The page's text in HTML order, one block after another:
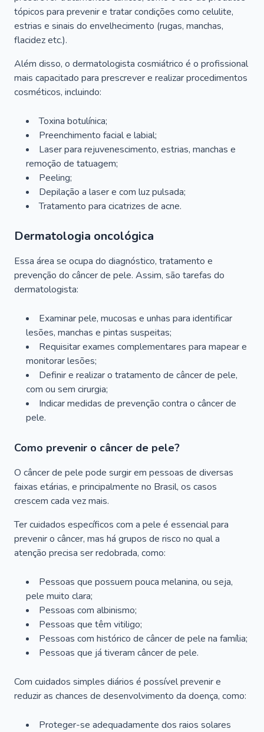
tópicos para prevenir e tratar condições como celulite,
estrias e sinais do envelhecimento (rugas, manchas,
flacidez etc.).
Além disso, o dermatologista cosmiátrico é o profissional
mais capacitado para prescrever e realizar procedimentos
cosméticos, incluindo:
Toxina botulínica;
Preenchimento facial e labial;
Laser para rejuvenescimento, estrias, manchas e
remoção de tatuagem;
Peeling;
Depilação a laser e com luz pulsada;
Tratamento para cicatrizes de acne.
Dermatologia oncológica
Essa área se ocupa do diagnóstico, tratamento e
prevenção do câncer de pele. Assim, são tarefas do
dermatologista:
Examinar pele, mucosas e unhas para identificar
lesões, manchas e pintas suspeitas;
Requisitar exames complementares para mapear e
monitorar lesões;
Definir e realizar o tratamento de câncer de pele,
com ou sem cirurgia;
Indicar medidas de prevenção contra o câncer de
pele.
Como prevenir o câncer de pele?
O câncer de pele pode surgir em pessoas de diversas
faixas etárias, e principalmente no Brasil, os casos
crescem cada vez mais.
Ter cuidados específicos com a pele é essencial para
prevenir o câncer, mas há grupos de risco no qual a
atenção precisa ser redobrada, como:
Pessoas que possuem pouca melanina, ou seja,
pele muito clara;
Pessoas com albinismo;
Pessoas que têm vitiligo;
Pessoas com histórico de câncer de pele na família;
Pessoas que já tiveram câncer de pele.
Com cuidados simples diários é possível prevenir e
reduzir as chances de desenvolvimento da doença, como:
Proteger-se adequadamente dos raios solares